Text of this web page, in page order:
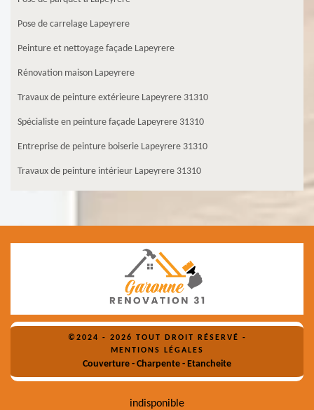
Pose de carrelage Lapeyrere
Peinture et nettoyage façade Lapeyrere
Rénovation maison Lapeyrere
Travaux de peinture extérieure Lapeyrere 31310
Spécialiste en peinture façade Lapeyrere 31310
Entreprise de peinture boiserie Lapeyrere 31310
Travaux de peinture intérieur Lapeyrere 31310
©2024 - 2026 TOUT DROIT RÉSERVÉ -
MENTIONS LÉGALES
Couverture - Charpente - Etancheite
indisponible